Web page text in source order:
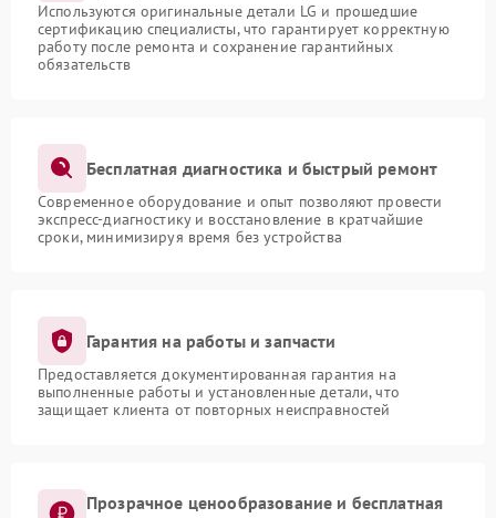
Используются оригинальные детали LG и прошедшие
сертификацию специалисты, что гарантирует корректную
работу после ремонта и сохранение гарантийных
обязательств
Бесплатная диагностика и быстрый ремонт
Современное оборудование и опыт позволяют провести
экспресс-диагностику и восстановление в кратчайшие
сроки, минимизируя время без устройства
Гарантия на работы и запчасти
Предоставляется документированная гарантия на
выполненные работы и установленные детали, что
защищает клиента от повторных неисправностей
Прозрачное ценообразование и бесплатная